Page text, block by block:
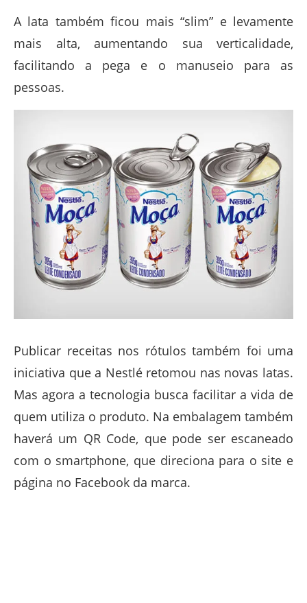
A lata também ficou mais “slim” e levamente
mais alta, aumentando sua verticalidade,
facilitando a pega e o manuseio para as
pessoas.
Publicar receitas nos rótulos também foi uma
iniciativa que a Nestlé retomou nas novas latas.
Mas agora a tecnologia busca facilitar a vida de
quem utiliza o produto. Na embalagem também
haverá um QR Code, que pode ser escaneado
com o smartphone, que direciona para o site e
página no Facebook da marca.